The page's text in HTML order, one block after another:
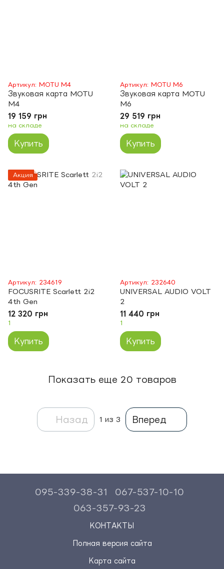
Артикул: MOTU M4
Звуковая карта MOTU
M4
19 159 грн
на складе
Купить
Артикул: MOTU M6
Звуковая карта MOTU
M6
29 519 грн
на складе
Купить
Акция
Артикул: 234619
FOCUSRITE Scarlett 2i2
4th Gen
12 320 грн
1
Купить
Артикул: 232640
UNIVERSAL AUDIO VOLT
2
11 440 грн
1
Купить
Показать еще 20 товаров
Назад 1 из 3 Вперед
095-339-38-31
067-537-10-10
063-357-93-23
КОНТАКТЫ
Полная версия сайта
Карта сайта